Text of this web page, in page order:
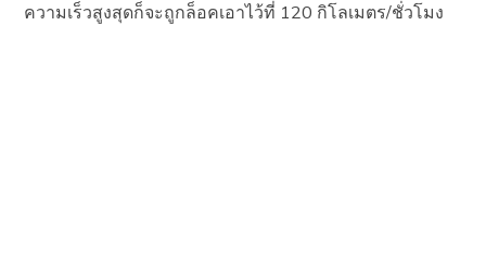
ความเร็วสูงสุดก็จะถูกล็อคเอาไว้ที่ 120 กิโลเมตร/ชั่วโมง